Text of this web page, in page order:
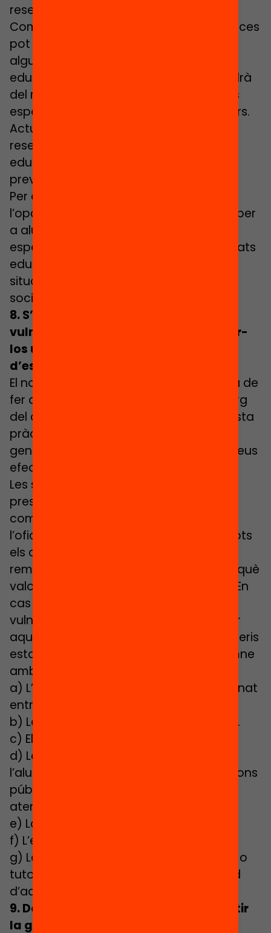
reserva de places.
Com a novetat, aquesta reserva de places
pot fer-se de manera diferenciada en
alguns o tots els centres d’una zona
educativa. El nombre de places dependrà
del nombre d’alumnes amb necessitats
específiques esperats fins a l’inici de curs.
Actualment només es podia fer una
reserva de plaça diferenciada per zona
educativa i no es tenia en compte la
previsió d’alumnes per l’estiu.
Per altra banda, el nou decret explicita
l’opció de fer una reserva diferenciada per
a alumnes amb necessitats educatives
especials i per a alumnes amb necessitats
educatives específiques derivades de
situacions socioeconòmiques o
socioculturals.
8. S’haurà de fer detecció d’alumnes
vulnerables al llarg del curs i assignar-
los una plaça sota els principis
d’escolarització equilibrada
El nou decret marca que també s’haurà de
fer detecció d’alumnat vulnerable al llarg
del curs. Alguns municipis ja feien aquesta
pràctica, però no és una tendència
general a Catalunya, el que provoca greus
efectes sobre la segregació escolar.
Les sol·licituds d’admissió es podran
presentar als centres escolars, a les
comissions de garanties d’admissió i a
l’oficina municipal d’escolarització. En tots
els casos, les sol·licituds s’hauran de
remetre a la Comissió de Garanties perquè
valori si hi ha necessitats específiques. En
cas que es detecti algun tipus de
vulnerabilitat, l’assignació de places per
aquests alumnes es farà segons els criteris
establerts per assignar plaça a un alumne
amb necessitats específiques:
a) L’escolarització equilibrada de l’alumnat
entre els centres de la zona educativa.
b) La procedència cultural de l’alumnat.
c) Els informes especialitzats.
d) Les necessitats específiques de
l’alumnat i els recursos finançats amb fons
públics de què disposa el centre per
atendre-les.
e) La proximitat del domicili.
f) L’existència de germans al centre.
g) La voluntat dels pares, mares, tutors o
tutores expressada en la seva sol·licitud
d’admissió.
9. Dotació de finançament per garantir
la gratuïtat de l’escolarització de